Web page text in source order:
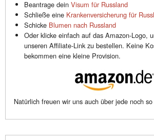
Beantrage dein Visum für Russland
Schließe eine Krankenversicherung für
Schicke Blumen nach Russland
Oder klicke einfach auf das Amazon-Logo,
unseren Affiliate-Link zu bestellen. Keine
bekommen eine kleine Provision.
Natürlich freuen wir uns auch über jede noch